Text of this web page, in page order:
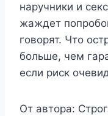
наручники и
жаждет
говорят. Что
больше, чем
если риск
От автора: